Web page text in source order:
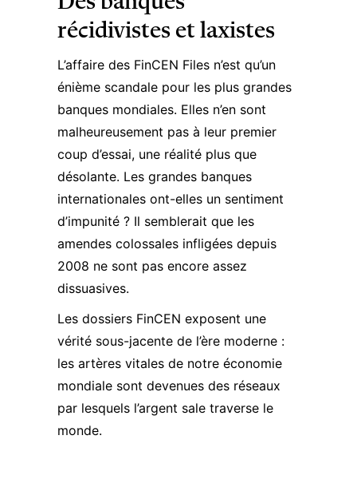
récidivistes et laxistes
L’affaire des FinCEN Files n’est qu’un
énième scandale pour les plus grandes
banques mondiales. Elles n’en sont
malheureusement pas à leur premier
coup d’essai, une réalité plus que
désolante. Les grandes banques
internationales ont-elles un sentiment
d’impunité ? Il semblerait que les
amendes colossales infligées depuis
2008 ne sont pas encore assez
dissuasives.
Les dossiers FinCEN exposent une
vérité sous-jacente de l’ère moderne :
les artères vitales de notre économie
mondiale sont devenues des réseaux
par lesquels l’argent sale traverse le
monde.